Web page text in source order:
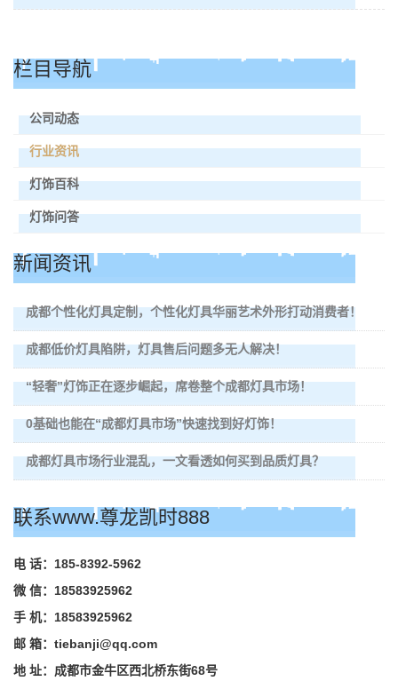
栏目导航
公司动态
行业资讯
灯饰百科
灯饰问答
新闻资讯
成都个性化灯具定制，个性化灯具华丽艺术外形打动消费者！
成都低价灯具陷阱，灯具售后问题多无人解决！
“轻奢”灯饰正在逐步崛起，席卷整个成都灯具市场！
0基础也能在“成都灯具市场”快速找到好灯饰！
成都灯具市场行业混乱，一文看透如何买到品质灯具？
联系www.尊龙凯时888
电 话：185-8392-5962
微 信：18583925962
手 机：18583925962
邮 箱： tiebanji@qq.com
地 址：成都市金牛区西北桥东街68号